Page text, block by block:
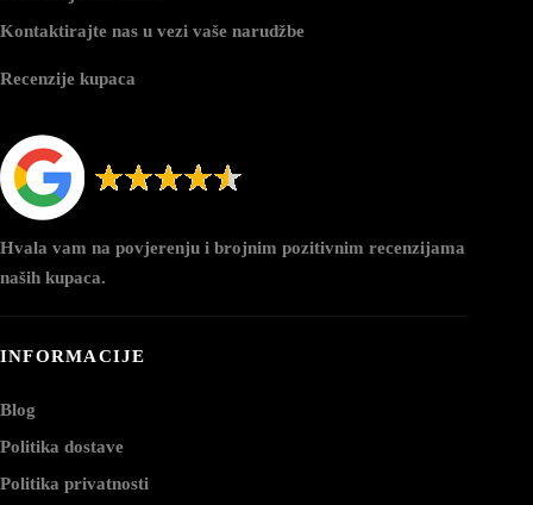
Kontaktirajte nas u vezi vaše narudžbe
Recenzije kupaca
Hvala vam na povjerenju i brojnim pozitivnim recenzijama
naših kupaca.
INFORMACIJE
Blog
Politika dostave
Politika privatnosti